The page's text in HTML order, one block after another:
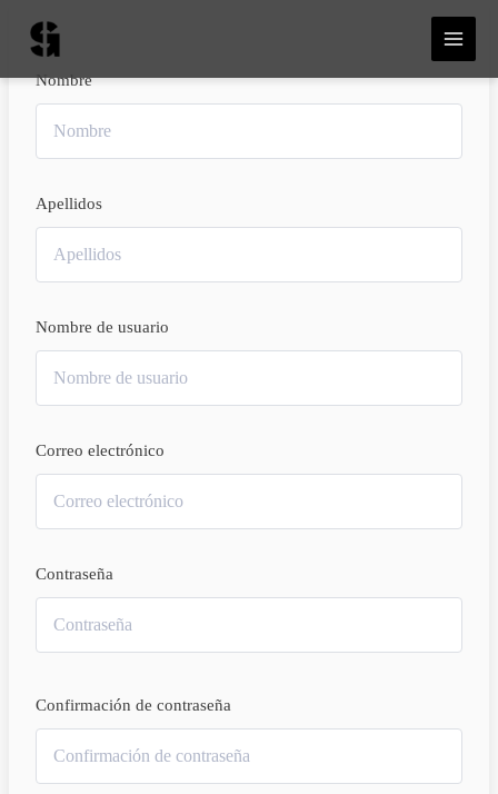
contenido
Nombre
Apellidos
Nombre de usuario
Correo electrónico
Contraseña
Confirmación de contraseña